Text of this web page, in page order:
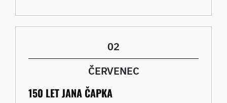
02
ČERVENEC
150 LET JANA ČAPKA